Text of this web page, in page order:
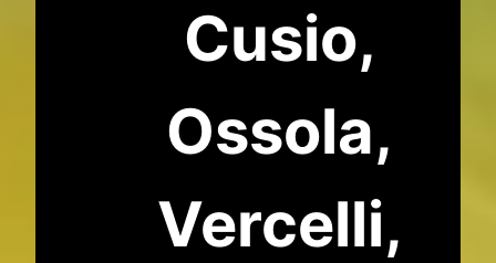
Cusio,
Ossola,
Vercelli,